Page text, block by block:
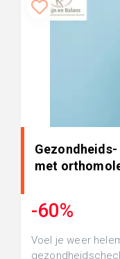
met
-60%
Voel je weer